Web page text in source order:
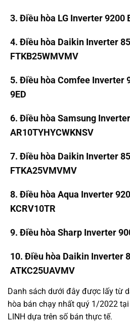
3. Điều hòa LG Inverter 9200
4. Điều hòa Daikin Inverter
FTKB25WMVMV
5. Điều hòa Comfee Inverter
9ED
6. Điều hòa Samsung
AR10TYHYCWKNSV
7. Điều hòa Daikin Inverter
FTKA25VMVMV
8. Điều hòa Aqua Inverter
KCRV10TR
9. Điều hòa Sharp Inverter
10. Điều hòa Daikin Inverter
ATKC25UAVMV
Danh sách dưới đây được lấy từ
hòa bán chạy nhất quý 1/2022
LINH dựa trên số bán thực tế.